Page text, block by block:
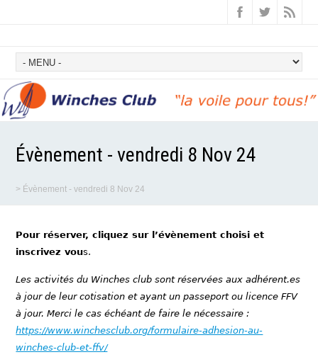
Évènement - vendredi 8 Nov 24
> Évènement - vendredi 8 Nov 24
Pour réserver, cliquez sur l’évènement choisi et
inscrivez vous.
Les activités du Winches club sont réservées aux adhérent.es
à jour de leur cotisation et ayant un passeport ou licence FFV
à jour. Merci le cas échéant de faire le nécessaire :
https://www.winchesclub.org/formulaire-adhesion-au-
winches-club-et-ffv/